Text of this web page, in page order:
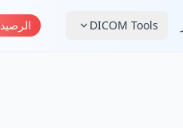
DICOM Tools الرصيد